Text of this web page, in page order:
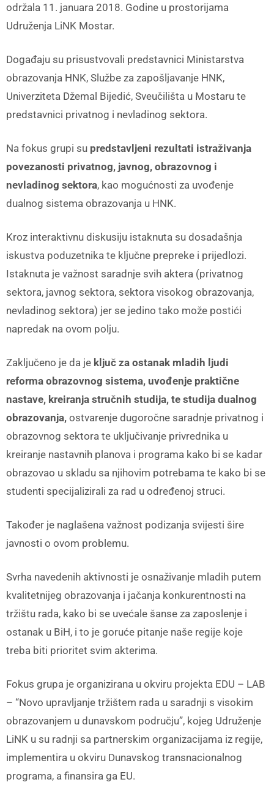
održala 11. januara 2018. Godine u prostorijama
Udruženja LiNK Mostar.
Događaju su prisustvovali predstavnici Ministarstva
obrazovanja HNK, Službe za zapošljavanje HNK,
Univerziteta Džemal Bijedić, Sveučilišta u Mostaru te
predstavnici privatnog i nevladinog sektora.
Na fokus grupi su predstavljeni rezultati istraživanja
povezanosti privatnog, javnog, obrazovnog i
nevladinog sektora, kao mogućnosti za uvođenje
dualnog sistema obrazovanja u HNK.
Kroz interaktivnu diskusiju istaknuta su dosadašnja
iskustva poduzetnika te ključne prepreke i prijedlozi.
Istaknuta je važnost saradnje svih aktera (privatnog
sektora, javnog sektora, sektora visokog obrazovanja,
nevladinog sektora) jer se jedino tako može postići
napredak na ovom polju.
Zaključeno je da je ključ za ostanak mladih ljudi
reforma obrazovnog sistema, uvođenje praktične
nastave, kreiranja stručnih studija, te studija dualnog
obrazovanja, ostvarenje dugoročne saradnje privatnog i
obrazovnog sektora te uključivanje privrednika u
kreiranje nastavnih planova i programa kako bi se kadar
obrazovao u skladu sa njihovim potrebama te kako bi se
studenti specijalizirali za rad u određenoj struci.
Također je naglašena važnost podizanja svijesti šire
javnosti o ovom problemu.
Svrha navedenih aktivnosti je osnaživanje mladih putem
kvalitetnijeg obrazovanja i jačanja konkurentnosti na
tržištu rada, kako bi se uvećale šanse za zaposlenje i
ostanak u BiH, i to je goruće pitanje naše regije koje
treba biti prioritet svim akterima.
Fokus grupa je organizirana u okviru projekta EDU – LAB
– “Novo upravljanje tržištem rada u saradnji s visokim
obrazovanjem u dunavskom području”, kojeg Udruženje
LiNK u su radnji sa partnerskim organizacijama iz regije,
implementira u okviru Dunavskog transnacionalnog
programa, a finansira ga EU.